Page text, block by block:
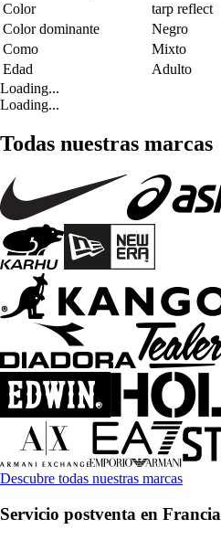
Color
tarp reflect
Color dominante
Negro
Como
Mixto
Edad
Adulto
Loading...
Loading...
Todas nuestras marcas
Descubre todas nuestras marcas
Servicio postventa en Francia